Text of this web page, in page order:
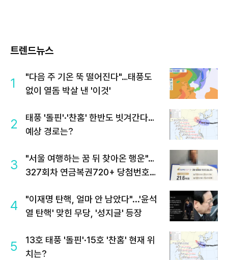
트렌드뉴스
1
"다음 주 기온 뚝 떨어진다"…태풍도
없이 열돔 박살 낸 '이것'
2
태풍 '돌핀'·'찬홈' 한반도 빗겨간다…
예상 경로는?
3
"서울 여행하는 꿈 뒤 찾아온 행운"…
327회차 연금복권720+ 당첨번호조
4
"이재명 탄핵, 얼마 안 남았다"...'윤석
열 탄핵' 맞힌 무당, '성지글' 등장
5
13호 태풍 '돌핀'·15호 '찬홈' 현재 위
치는?